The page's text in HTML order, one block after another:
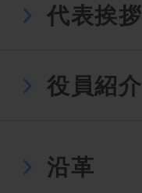
代表挨拶
役員紹介
沿革